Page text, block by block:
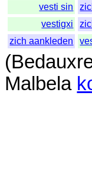
vesti sin
vestigxi
zich aankleden
(
Malbela